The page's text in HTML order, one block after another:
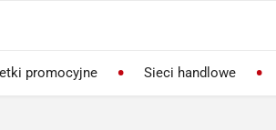
promocyjne Sieci handlowe